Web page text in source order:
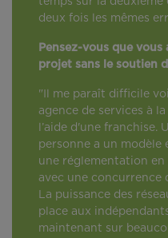
deux fois les mêmes
Pensez-vous que
projet sans le soutien
"Il me paraît difficile
agence de services à
l’aide d'une franchise.
personne a un modèle
une réglementation
avec une concurrence
La puissance des
place aux
maintenant sur